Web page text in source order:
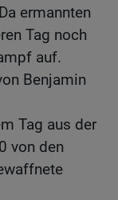
ermannten
Tag noch
auf.
Benjamin
Tag aus der
von den